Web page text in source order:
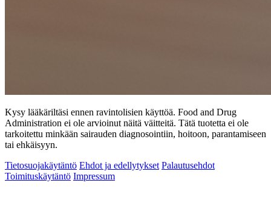
Kysy lääkäriltäsi ennen ravintolisien käyttöä. Food and Drug
Administration ei ole arvioinut näitä väitteitä. Tätä tuotetta ei ole
tarkoitettu minkään sairauden diagnosointiin, hoitoon, parantamiseen
tai ehkäisyyn.
Tietosuojakäytäntö Ehdot ja edellytykset Palautusehdot
Toimituskäytäntö Impressum